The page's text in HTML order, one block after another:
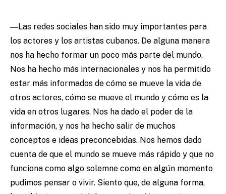
―Las redes sociales han sido muy importantes para
los actores y los artistas cubanos. De alguna manera
nos ha hecho formar un poco más parte del mundo.
Nos ha hecho más internacionales y nos ha permitido
estar más informados de cómo se mueve la vida de
otros actores, cómo se mueve el mundo y cómo es la
vida en otros lugares. Nos ha dado el poder de la
información, y nos ha hecho salir de muchos
conceptos e ideas preconcebidas. Nos hemos dado
cuenta de que el mundo se mueve más rápido y que no
funciona como algo solemne como en algún momento
pudimos pensar o vivir. Siento que, de alguna forma,